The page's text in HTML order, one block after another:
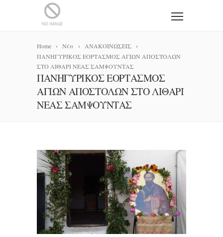
Home Νέα
ΑΝΑΚΟΙΝΩΣΕΙΣ
ΠΑΝΗΓΥΡΙΚΟΣ ΕΟΡΤΑΣΜΟΣ ΑΓΙΩΝ ΑΠΟΣΤΟΛΩΝ
ΣΤΟ ΛΙΘΑΡΙ ΝΕΑΣ ΣΑΜΨΟΥΝΤΑΣ
ΠΑΝΗΓΥΡΙΚΟΣ ΕΟΡΤΑΣΜΟΣ
ΑΓΙΩΝ ΑΠΟΣΤΟΛΩΝ ΣΤΟ ΛΙΘΑΡΙ
ΝΕΑΣ ΣΑΜΨΟΥΝΤΑΣ